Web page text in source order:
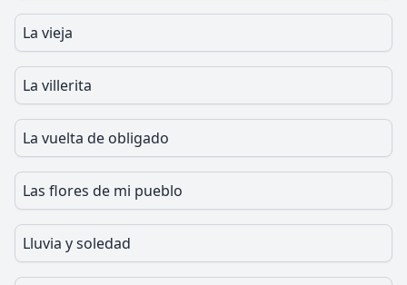
La vieja
La villerita
La vuelta de obligado
Las flores de mi pueblo
Lluvia y soledad